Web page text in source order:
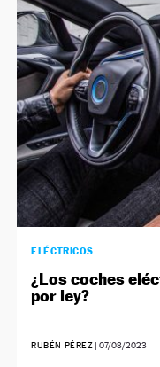
NEWSLETTER
SÍGUENOS
ELÉCTRICOS
¿Los coches
por ley?
RUBÉN PÉREZ |07/08/2023